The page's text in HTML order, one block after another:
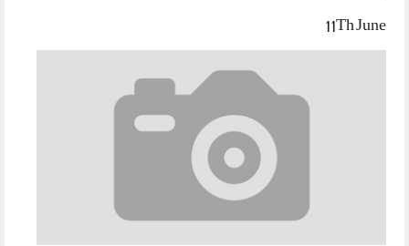
11Th June